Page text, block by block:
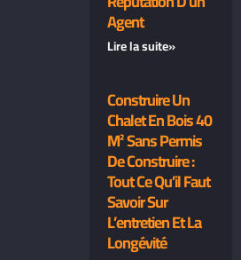
Agent
Lire la suite»
Construire Un
Chalet En Bois 40
M² Sans Permis
De Construire :
Tout Ce Qu’il Faut
Savoir Sur
L’entretien Et La
Longévité